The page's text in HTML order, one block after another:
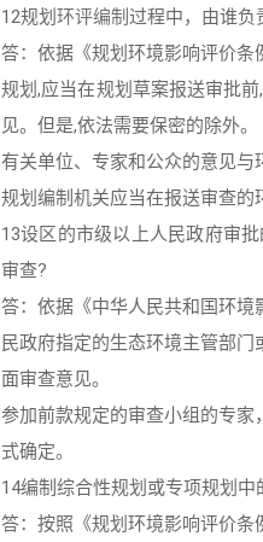
12规划 环评编制过程中，由谁负
答：依据《规划环境影响评价
规划,应当在规划草案报送审批
见。但是,依法需要保密的除外。
有关单位、专家和公众的意见与
规划编制机关应当在报送审查的
13设区的市级以上人民政府审
审查?
答：依据《中华人民共和国环
民政府指定的生态环境主管部
面审查意见。
参加前款规定的审查小组的专
式确定。
14编制综合性规划或专项规划
答：按照《规划环境影响评价